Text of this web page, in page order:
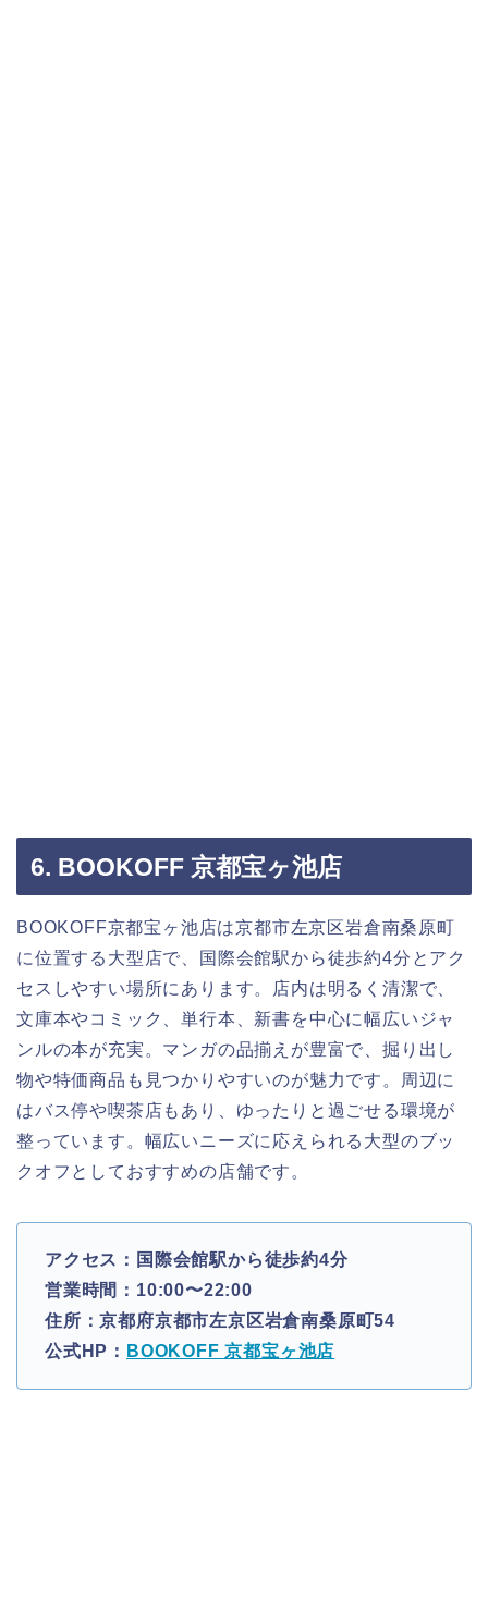
6. BOOKOFF 京都宝ヶ池店
BOOKOFF京都宝ヶ池店は京都市左京区岩倉南桑原町
に位置する大型店で、国際会館駅から徒歩約4分とアク
セスしやすい場所にあります。店内は明るく清潔で、
文庫本やコミック、単行本、新書を中心に幅広いジャ
ンルの本が充実。マンガの品揃えが豊富で、掘り出し
物や特価商品も見つかりやすいのが魅力です。周辺に
はバス停や喫茶店もあり、ゆったりと過ごせる環境が
整っています。幅広いニーズに応えられる大型のブッ
クオフとしておすすめの店舗です。
アクセス：国際会館駅から徒歩約4分
営業時間：10:00〜22:00
住所：京都府京都市左京区岩倉南桑原町54
公式HP： BOOKOFF 京都宝ヶ池店